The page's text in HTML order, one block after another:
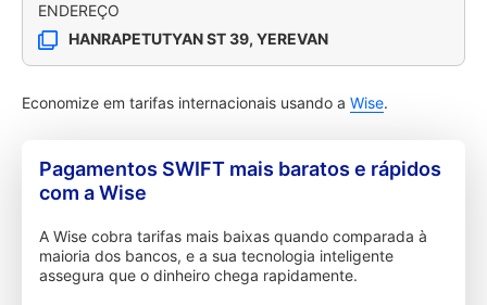
ENDEREÇO
HANRAPETUTYAN ST 39, YEREVAN
Economize em tarifas internacionais usando a Wise.
Pagamentos SWIFT mais baratos e rápidos
com a Wise
A Wise cobra tarifas mais baixas quando comparada à
maioria dos bancos, e a sua tecnologia inteligente
assegura que o dinheiro chega rapidamente.